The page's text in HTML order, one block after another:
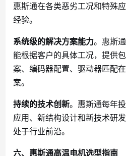
惠斯通在各类恶劣工况和特殊
经验。
系统级的解决方案能力。惠斯
能根据客户的具体工况，提供
案、编码器配置、驱动器匹配
案。
持续的技术创新。惠斯通每年
应用、新结构设计和新技术研
处于行业前沿。
六、惠斯通高温电机选型指南